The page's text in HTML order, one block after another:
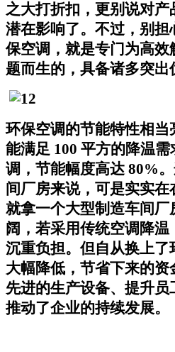
之大打折扣，更别说对产
潜在影响了。不过，别
保空调，就是专门为高
题而生的，具备诸多突出
环保空调的节能特性相
能满足 100 平方的降温
调，节能幅度高达 80%
间厂房来说，可是实实在
就拿一个大型制造车间
阔，若采用传统空调降
沉重负担。但自从换上
大幅降低，节省下来的
先进的生产设备、提升员
推动了企业的持续发展。